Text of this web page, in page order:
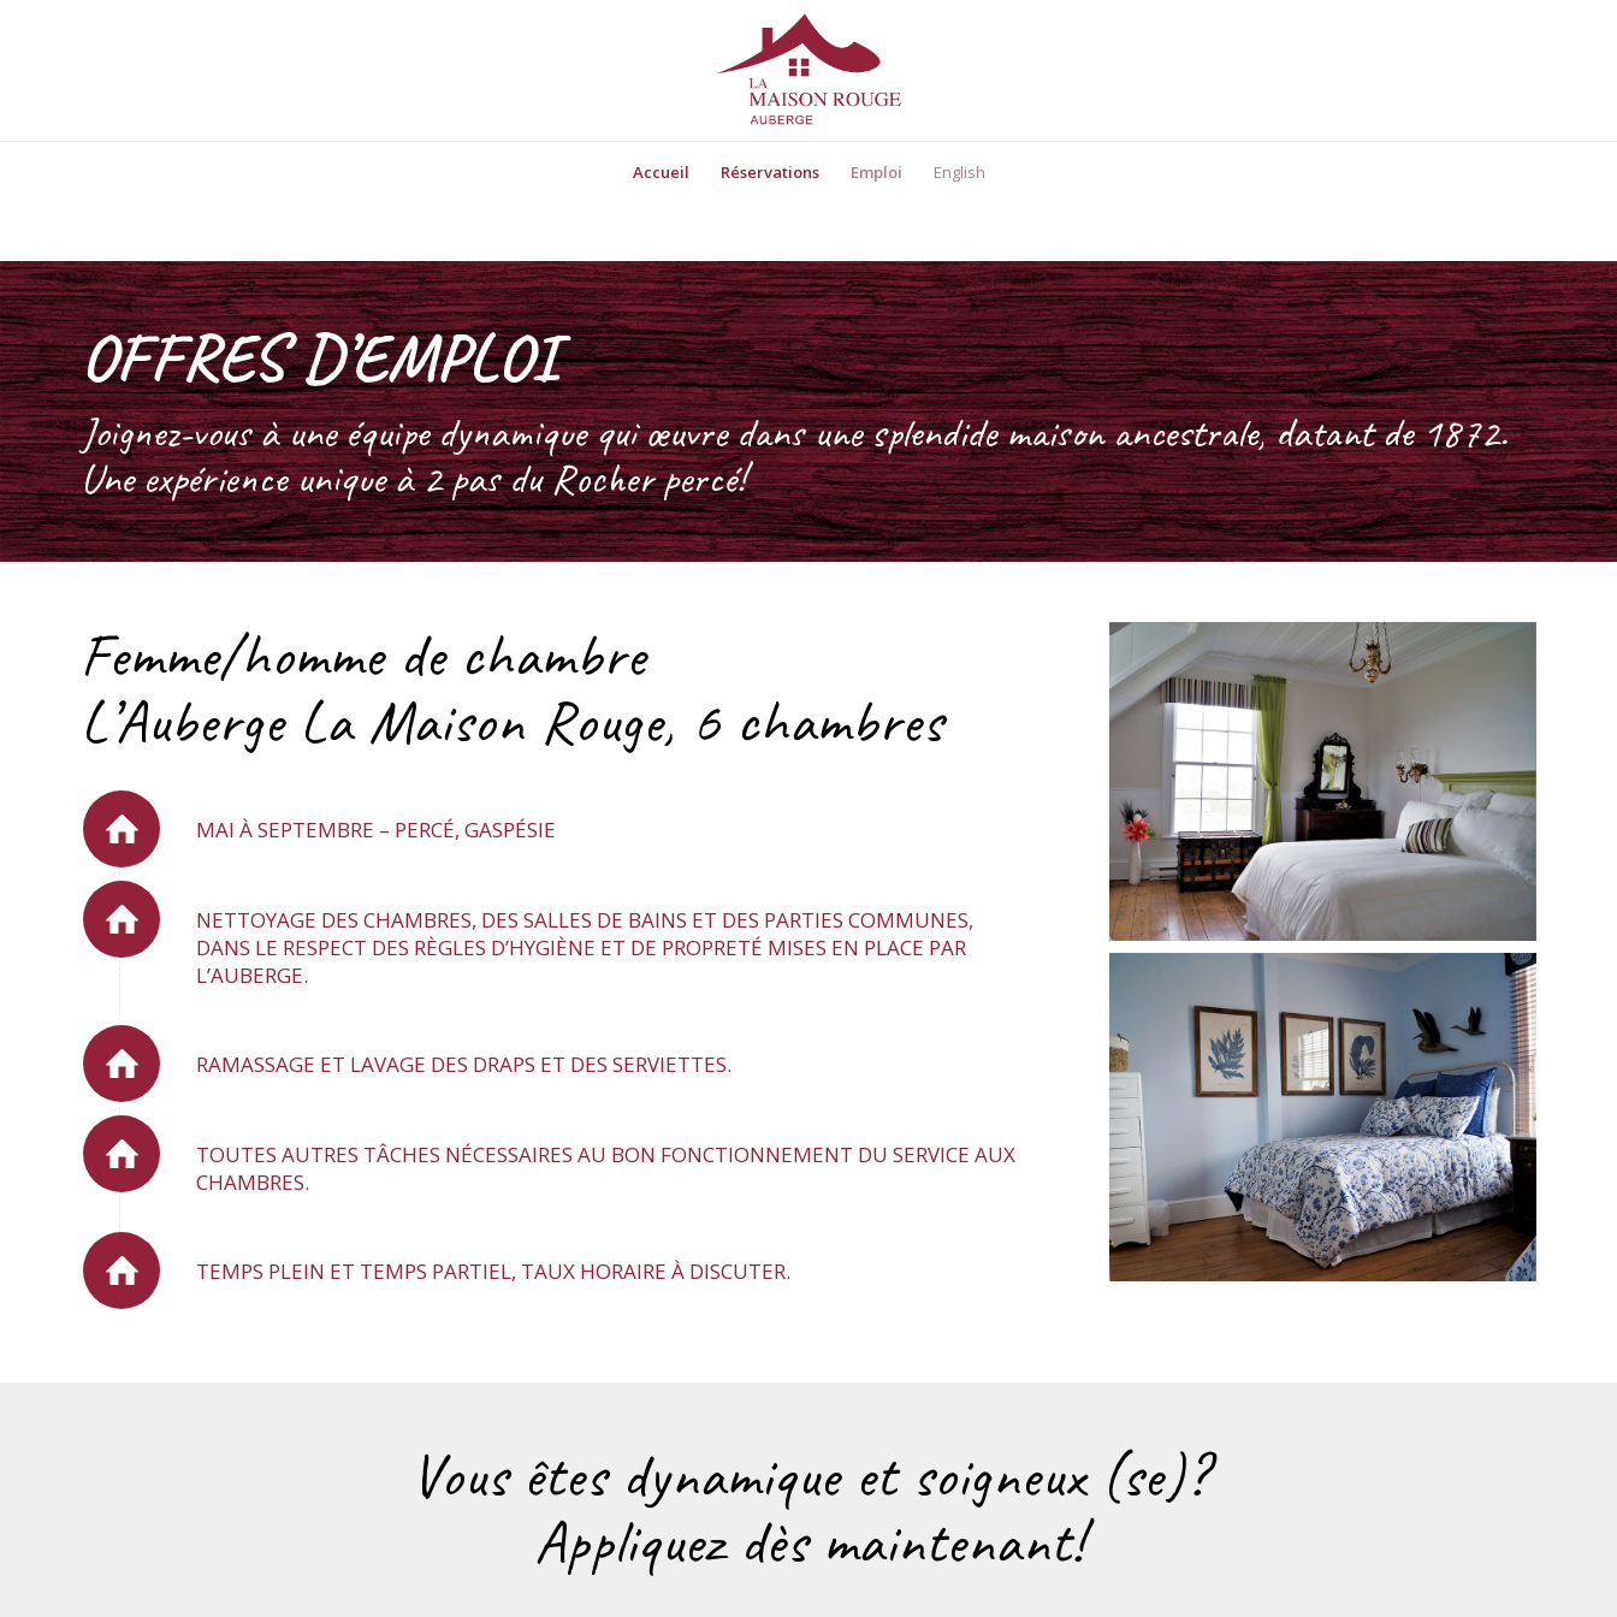
Accueil Réservations Emploi English
OFFRES D’EMPLOI
Joignez-vous à une équipe dynamique qui œuvre dans une splendide maison ancestrale, datant de 1872.
Une expérience unique à 2 pas du Rocher percé!
Femme/homme de chambre
L’Auberge La Maison Rouge, 6 chambres
MAI À SEPTEMBRE – PERCÉ, GASPÉSIE
NETTOYAGE DES CHAMBRES, DES SALLES DE BAINS ET DES PARTIES COMMUNES,
DANS LE RESPECT DES RÈGLES D’HYGIÈNE ET DE PROPRETÉ MISES EN PLACE PAR
L’AUBERGE.
RAMASSAGE ET LAVAGE DES DRAPS ET DES SERVIETTES.
TOUTES AUTRES TÂCHES NÉCESSAIRES AU BON FONCTIONNEMENT DU SERVICE AUX
CHAMBRES.
TEMPS PLEIN ET TEMPS PARTIEL, TAUX HORAIRE À DISCUTER.
Vous êtes dynamique et soigneux (se)?
Appliquez dès maintenant!